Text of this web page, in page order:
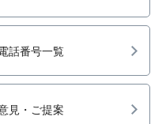
話番号一覧
見・ご提案